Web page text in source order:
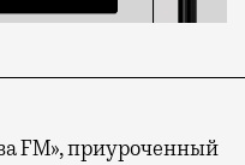
FM», приуроченный